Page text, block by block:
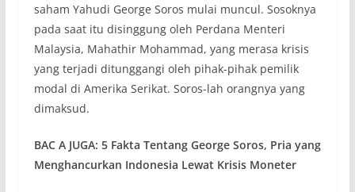
saham Yahudi George Soros mulai muncul. Sosoknya
pada saat itu disinggung oleh Perdana Menteri
Malaysia, Mahathir Mohammad, yang merasa krisis
yang terjadi ditunggangi oleh pihak-pihak pemilik
modal di Amerika Serikat. Soros-lah orangnya yang
dimaksud.
BAC A JUGA: 5 Fakta Tentang George Soros, Pria yang
Menghancurkan Indonesia Lewat Krisis Moneter